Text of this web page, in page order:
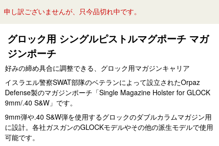
申し訳ございませんが、只今品切れ中です。
グロック用 シングルピストルマグポーチ マガ
ジンポーチ
好みの締め具合に調整できる、グロック用マガジンキャリア
イスラエル警察SWAT部隊のベテランによって設立されたOrpaz
Defense製のマガジンポーチ「Single Magazine Holster for GLOCK
9mm/.40 S&W」です。
9mm弾や.40 S&W弾を使用するグロックのダブルカラムマガジン用
に設計。各社ガスガンのGLOCKモデルやその他の派生モデルで使用
可能です。